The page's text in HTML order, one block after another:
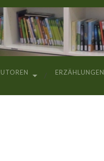
ERZÄHLUNGEN